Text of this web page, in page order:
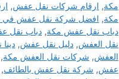
مكة, ارقام شركات نقل عفش,
مكة, افضل شركة نقل عفش في
دباب نقل عفش مكة, دباب نقل
نقل العفش, دليل نقل عفش,
العفش, شركات نقل العفش مكة,
عفش, شركة نقل عفش بالطائف,